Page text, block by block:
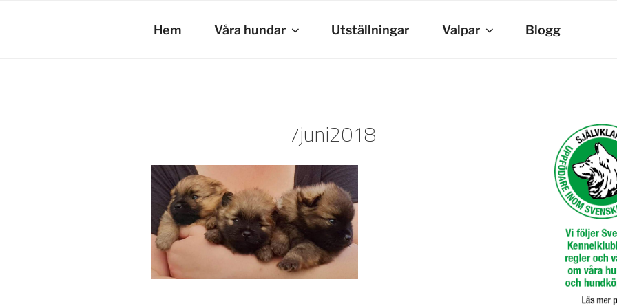
Hem Våra hundar Utställningar Valpar Blogg
7juni2018